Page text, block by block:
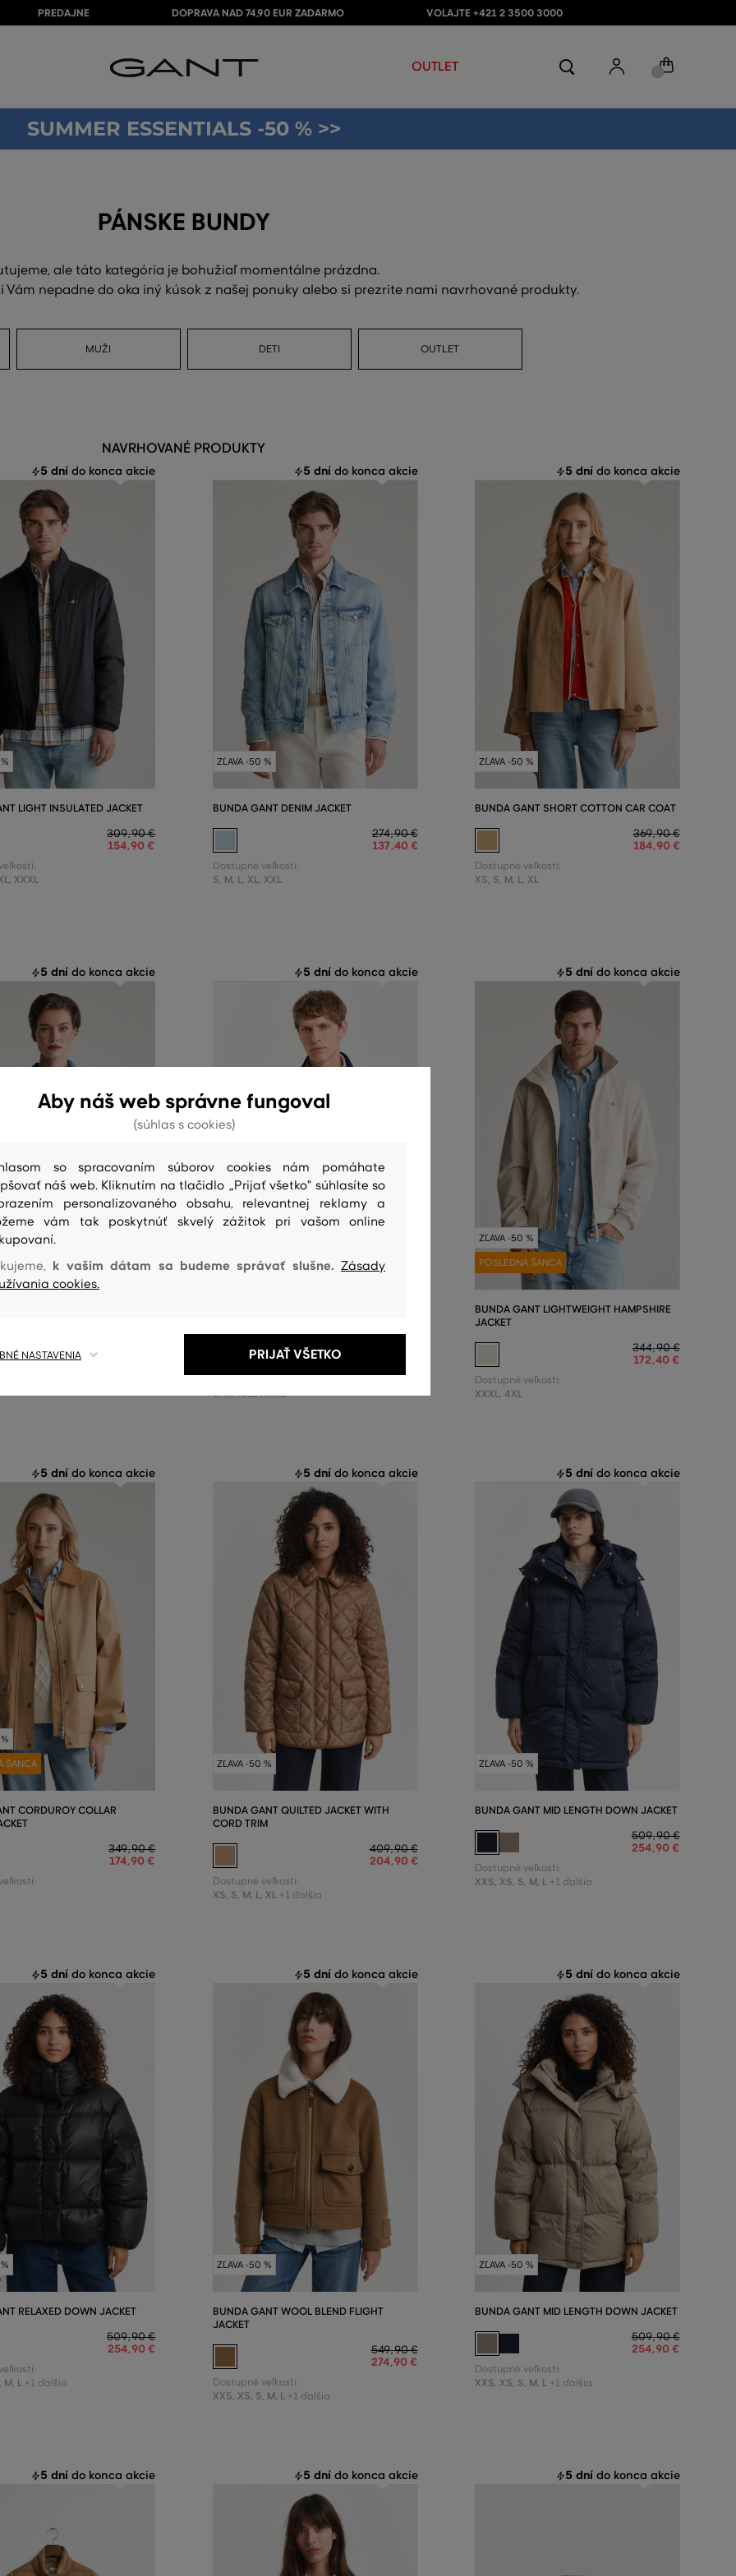
PREDAJNE DOPRAVA NAD 74,90 EUR ZADARMO VOLAJTE +421 2 3500 3000
OUTLET
SUMMER ESSENTIALS -50 % >>
PÁNSKE BUNDY
ale táto kategória je bohužiaľ momentálne prázdna.
nepadne do oka iný kúsok z našej ponuky alebo si prezrite nami navrhované produkty.
MUŽI DETI OUTLET
NAVRHOVANÉ PRODUKTY
5 dní do konca akcie
LIGHT INSULATED JACKET
309,90 €
154,90 €
, XXXL
5 dnído konca akcie
ZĽAVA -50 %
BUNDA GANT DENIM JACKET
274,90 €
137,40 €
Dostupné veľkosti:
S, M, L, XL, XXL
5 dnído konca akcie
ZĽAVA -50 %
BUNDA GANT SHORT COTTON CAR COAT
369,90 €
184,90 €
Dostupné veľkosti:
XS, S, M, L, XL
5 dní do konca akcie 5 dnído konca akcie
ZĽAVA -50 %
S, M, XXL, XXXL
5 dnído konca akcie
ZĽAVA -50 %
POSLEDNÁ ŠANCA
BUNDA GANT LIGHTWEIGHT HAMPSHIRE
JACKET
344,90 €
172,40 €
Dostupné veľkosti:
XXXL, 4XL
5 dní do konca akcie
ŠANCA
CORDUROY COLLAR
349,90 €
174,90 €
5 dnído konca akcie
ZĽAVA -50 %
BUNDA GANT QUILTED JACKET WITH
CORD TRIM
409,90 €
204,90 €
Dostupné veľkosti:
XS, S, M, L, XL +1 ďalšia
5 dnído konca akcie
ZĽAVA -50 %
BUNDA GANT MID LENGTH DOWN JACKET
509,90 €
254,90 €
Dostupné veľkosti:
XXS, XS, S, M, L +1 ďalšia
5 dní do konca akcie
RELAXED DOWN JACKET
509,90 €
254,90 €
, M, L +1 ďalšia
5 dnído konca akcie
ZĽAVA -50 %
BUNDA GANT WOOL BLEND FLIGHT
JACKET
549,90 €
274,90 €
Dostupné veľkosti:
XXS, XS, S, M, L +1 ďalšia
5 dnído konca akcie
ZĽAVA -50 %
BUNDA GANT MID LENGTH DOWN JACKET
509,90 €
254,90 €
Dostupné veľkosti:
XXS, XS, S, M, L +1 ďalšia
5 dní do konca akcie 5 dnído konca akcie 5 dnído konca akcie
Aby náš web správne fungoval
(súhlas s cookies)
so spracovaním súborov cookies nám pomáhate
náš web. Kliknutím na tlačidlo „Prijať všetko" súhlasíte so
personalizovaného obsahu, relevantnej reklamy a
vám tak poskytnúť skvelý zážitok pri vašom online
k vašim dátam sa budeme správať slušne. Zásady
cookies.
NASTAVENIA PRIJAŤ VŠETKO